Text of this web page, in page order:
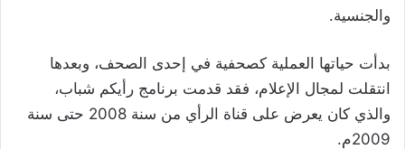
والجنسية.
بدأت حياتها العملية كصحفية في إحدى الصحف، وبعدها
انتقلت لمجال الإعلام، فقد قدمت برنامج رأيكم شباب،
والذي كان يعرض على قناة الرأي من سنة 2008 حتى سنة
2009م.